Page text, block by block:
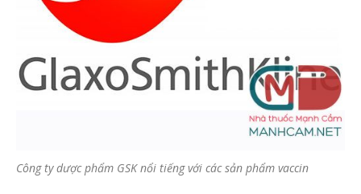
Công ty dược phẩm GSK nổi tiếng với các sản phẩm vaccin